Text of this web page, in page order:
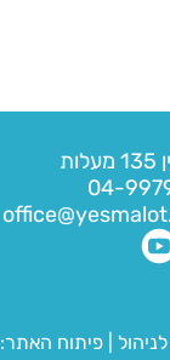
04-
פיתוח האתר: